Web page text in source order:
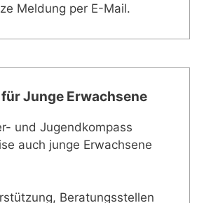
Meldung per E-Mail.
Junge Erwachsene
und Jugendkompass
auch junge Erwachsene
Beratungsstellen